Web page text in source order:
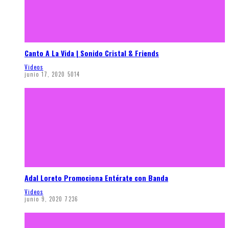
Canto A La Vida | Sonido Cristal & Friends
Videos
junio 17, 2020 5014
Adal Loreto Promociona Entérate con Banda
Videos
junio 9, 2020 7236